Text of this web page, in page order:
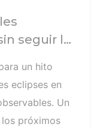
seguir las
un hito
eclipses en
Un
próximos